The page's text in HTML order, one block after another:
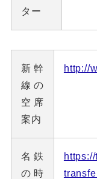
ター
新幹
線の
空席
案内
http://
名鉄
の時